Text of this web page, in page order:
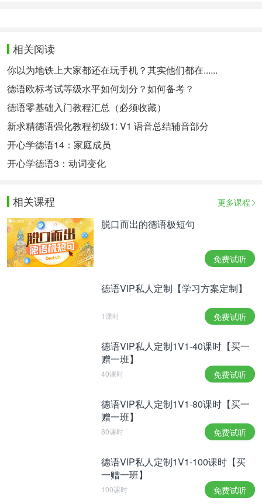
压倒”。当6000多名球迷不停地高喊“Timo,
Timo”时，他流下了眼泪，欢呼声始终不息。这个晚
上的输家成为了众人心中的赢家。德国队主教练约尔
格·罗斯科普夫说：“他是一个杰出的球员，我们有史
以来最伟大的球员。”
Andere mögen höher dekoriert sein als Boll. Sein
wurde nie wahr. Doch der 43-Jährige bewahrte sich
bei allen Höhenflügen seine zutiefst empathische
Art. Er sei nicht nur einer der größten Tischtennis-
Spieler aller Zeiten, wie sein langjähriger
Teamkollege Dimitrij Ovtcharov befand, sondern
„auch ein sehr guter Mensch, der immer sehr viel
波尔奥运会单打奖牌的梦想从未实现。其他人可能比
波尔拥有更高的成就。但这位43岁的选手在他职业生
涯的所有高峰中保持了他的同情心。他不仅仅是史上
最伟大的乒乓球运动员之一，正如他多年的队友迪米
“一个非常好的人，总是
Noch heute kann sich Boll in China praktisch nicht
frei bewegen. Im Land des Tischtennis als
Deutscher vergöttert zu werden, ist eine wohl kaum
相关阅读
你以为地铁上大家都还在玩手机？其实他们都在......
德语欧标考试等级水平如何划分？如何备考？
德语零基础入门教程汇总（必须收藏）
新求精德语强化教程初级1: V1 语音总结辅音部分
开心学德语14：家庭成员
开心学德语3：动词变化
相关课程 更多课程
脱口而出的德语极短句
免费试听
德语VIP私人定制【学习方案定制】
1课时 免费试听
德语VIP私人定制1V1-40课时【买一
赠一班】
40课时 免费试听
德语VIP私人定制1V1-80课时【买一
赠一班】
80课时 免费试听
德语VIP私人定制1V1-100课时【买
一赠一班】
100课时 免费试听